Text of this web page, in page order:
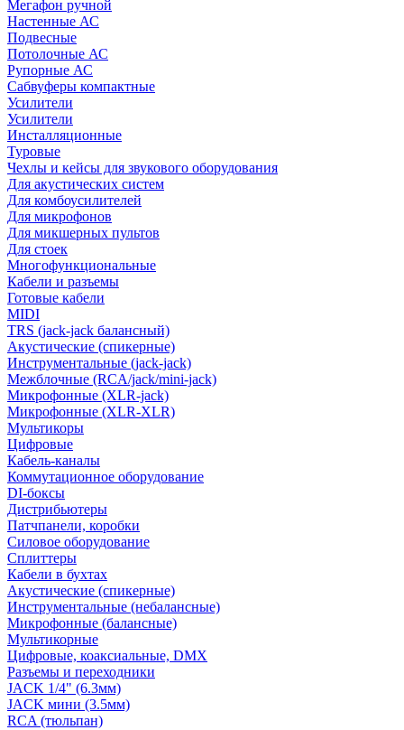
Мегафон ручной
Настенные АС
Подвесные
Потолочные АС
Рупорные АС
Сабвуферы компактные
Усилители
Усилители
Инсталляционные
Туровые
Чехлы и кейсы для звукового оборудования
Для акустических систем
Для комбоусилителей
Для микрофонов
Для микшерных пультов
Для стоек
Многофункциональные
Кабели и разъемы
Готовые кабели
MIDI
TRS (jack-jack балансный)
Акустические (спикерные)
Инструментальные (jack-jack)
Межблочные (RCA/jack/mini-jack)
Микрофонные (XLR-jack)
Микрофонные (XLR-XLR)
Мультикоры
Цифровые
Кабель-каналы
Коммутационное оборудование
DI-боксы
Дистрибьютеры
Патчпанели, коробки
Силовое оборудование
Сплиттеры
Кабели в бухтах
Акустические (спикерные)
Инструментальные (небалансные)
Микрофонные (балансные)
Мультикорные
Цифровые, коаксиальные, DMX
Разъемы и переходники
JACK 1/4" (6.3мм)
JACK мини (3.5мм)
RCA (тюльпан)